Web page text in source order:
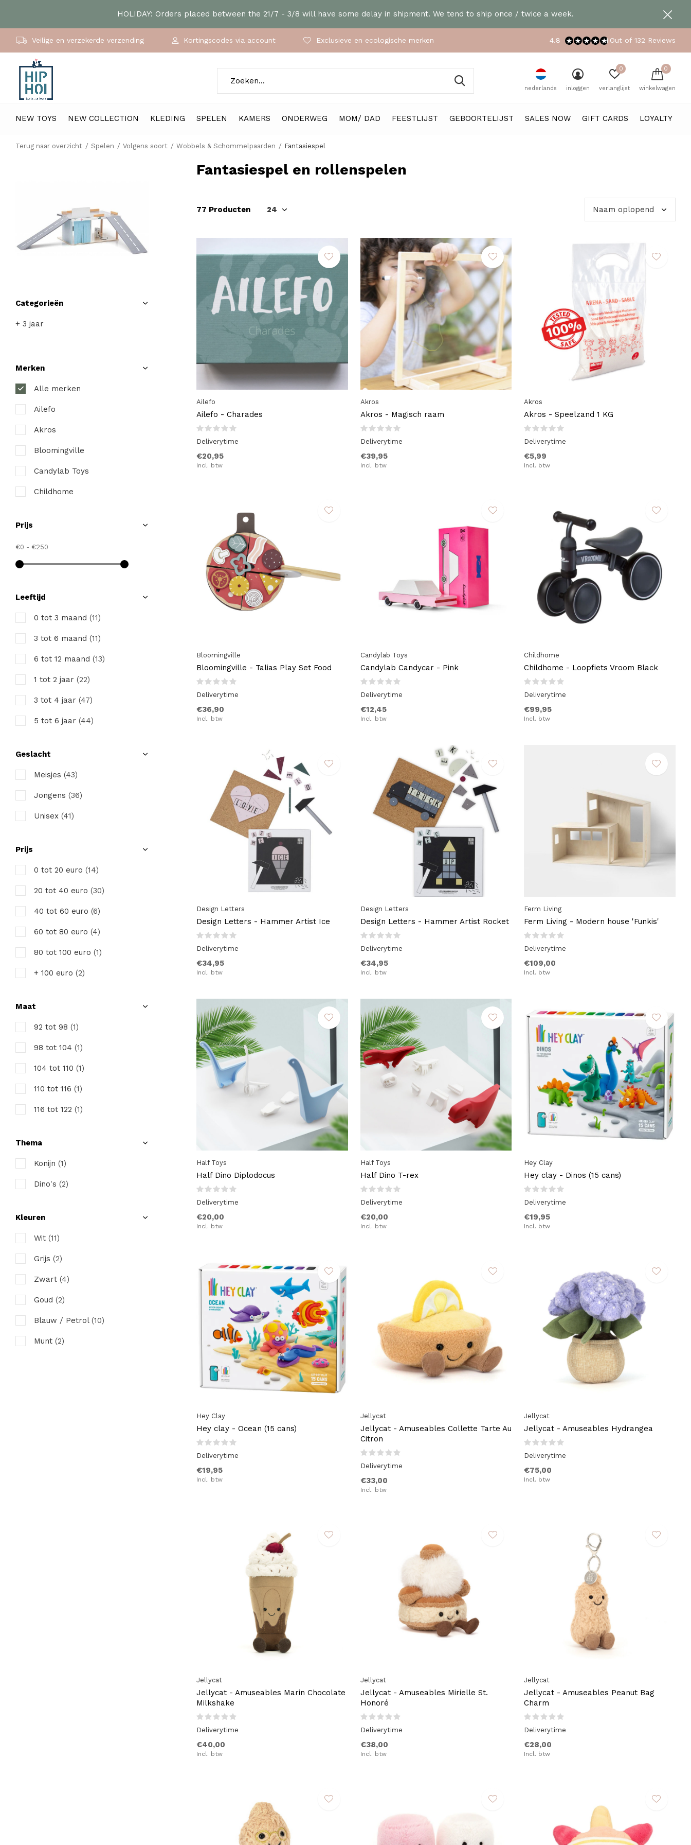
NEW TOYS NEW COLLECTION KLEDING SPELEN KAMERS ONDERWEG MOM/ DAD FEESTLIJST GEBOORTELIJST SALES NOW GIFT CARDS LOYALTY
nederlands inloggen verlanglijst
0
winkelwagen
0
Veilige en verzekerde verzending Kortingscodes via account Exclusieve en ecologische merken 4.8 Out of 132 Reviews
HOLIDAY: Orders placed between the 21/7 - 3/8 will have some delay in shipment. We tend to ship once / twice a week.
Terug naar overzicht Spelen Volgens soort Wobbels & Schommelpaarden Fantasiespel
Fantasiespel en rollenspelen
77 Producten
Ailefo
Ailefo - Charades
Deliverytime
€20,95
Incl. btw
Akros
Akros - Magisch raam
Deliverytime
€39,95
Incl. btw
Akros
Akros - Speelzand 1 KG
Deliverytime
€5,99
Incl. btw
Bloomingville
Bloomingville - Talias Play Set Food
Deliverytime
€36,90
Incl. btw
Candylab Toys
Candylab Candycar - Pink
Deliverytime
€12,45
Incl. btw
Childhome
Childhome - Loopfiets Vroom Black
Deliverytime
€99,95
Incl. btw
Design Letters
Design Letters - Hammer Artist Ice
Deliverytime
€34,95
Incl. btw
Design Letters
Design Letters - Hammer Artist Rocket
Deliverytime
€34,95
Incl. btw
Ferm Living
Ferm Living - Modern house 'Funkis'
Deliverytime
€109,00
Incl. btw
Half Toys
Half Dino Diplodocus
Deliverytime
€20,00
Incl. btw
Half Toys
Half Dino T-rex
Deliverytime
€20,00
Incl. btw
Hey Clay
Hey clay - Dinos (15 cans)
Deliverytime
€19,95
Incl. btw
Hey Clay
Hey clay - Ocean (15 cans)
Deliverytime
€19,95
Incl. btw
Jellycat
Jellycat - Amuseables Collette Tarte Au
Citron
Deliverytime
€33,00
Incl. btw
Jellycat
Jellycat - Amuseables Hydrangea
Deliverytime
€75,00
Incl. btw
Jellycat
Jellycat - Amuseables Marin Chocolate
Milkshake
Deliverytime
€40,00
Incl. btw
Jellycat
Jellycat - Amuseables Mirielle St.
Honoré
Deliverytime
€38,00
Incl. btw
Jellycat
Jellycat - Amuseables Peanut Bag
Charm
Deliverytime
€28,00
Incl. btw
Categorieën
+ 3 jaar
Merken
Alle merken
Ailefo
Akros
Bloomingville
Candylab Toys
Childhome
Janod
Jellycat
Kids Concept
Kidywolf
Konges Slojd
Liewood
Little Dutch
Olli & Ella
Ooh Noo
Plan Toys
Tender Leaf
Prijs
€0 - €250
Leeftijd
0 tot 3 maand (11)
3 tot 6 maand (11)
6 tot 12 maand (13)
1 tot 2 jaar (22)
3 tot 4 jaar (47)
5 tot 6 jaar (44)
Geslacht
Meisjes (43)
Jongens (36)
Unisex (41)
Prijs
0 tot 20 euro (14)
20 tot 40 euro (30)
40 tot 60 euro (6)
60 tot 80 euro (4)
80 tot 100 euro (1)
+ 100 euro (2)
Maat
92 tot 98 (1)
98 tot 104 (1)
104 tot 110 (1)
110 tot 116 (1)
116 tot 122 (1)
Thema
Konijn (1)
Dino's (2)
Kleuren
Wit (11)
Grijs (2)
Zwart (4)
Goud (2)
Blauw / Petrol (10)
Munt (2)